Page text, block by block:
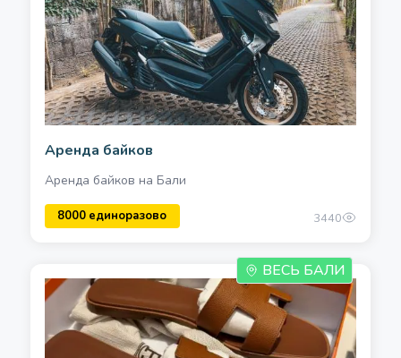
Аренда байков
Аренда байков на Бали
3440
ВЕСЬ БАЛИ